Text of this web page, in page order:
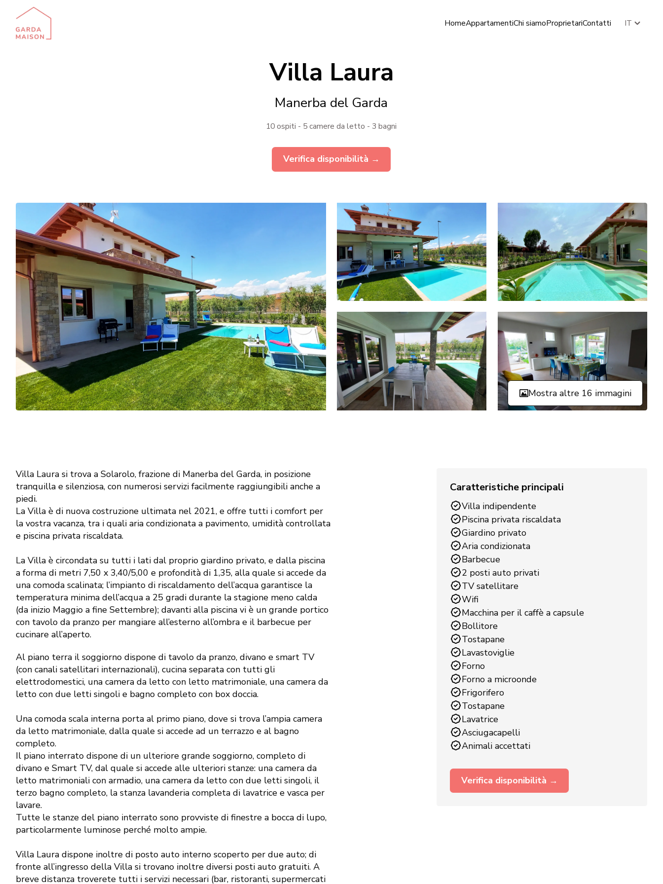
HomeAppartamentiChi siamoProprietariContatti IT
Villa Laura
Manerba del Garda
10 ospiti - 5 camere da letto - 3 bagni
Verifica disponibilità →
Mostra altre 16 immagini
Villa Laura si trova a Solarolo, frazione di Manerba del Garda, in posizione
tranquilla e silenziosa, con numerosi servizi facilmente raggiungibili anche a
piedi.
La Villa è di nuova costruzione ultimata nel 2021, e offre tutti i comfort per
la vostra vacanza, tra i quali aria condizionata a pavimento, umidità controllata
e piscina privata riscaldata.
La Villa è circondata su tutti i lati dal proprio giardino privato, e dalla piscina
a forma di metri 7,50 x 3,40/5,00 e profondità di 1,35, alla quale si accede da
una comoda scalinata; l’impianto di riscaldamento dell’acqua garantisce la
temperatura minima dell’acqua a 25 gradi durante la stagione meno calda
(da inizio Maggio a fine Settembre); davanti alla piscina vi è un grande portico
con tavolo da pranzo per mangiare all’esterno all’ombra e il barbecue per
cucinare all’aperto.
Al piano terra il soggiorno dispone di tavolo da pranzo, divano e smart TV
(con canali satellitari internazionali), cucina separata con tutti gli
elettrodomestici, una camera da letto con letto matrimoniale, una camera da
letto con due letti singoli e bagno completo con box doccia.
Una comoda scala interna porta al primo piano, dove si trova l’ampia camera
da letto matrimoniale, dalla quale si accede ad un terrazzo e al bagno
completo.
Il piano interrato dispone di un ulteriore grande soggiorno, completo di
divano e Smart TV, dal quale si accede alle ulteriori stanze: una camera da
letto matrimoniali con armadio, una camera da letto con due letti singoli, il
terzo bagno completo, la stanza lavanderia completa di lavatrice e vasca per
lavare.
Tutte le stanze del piano interrato sono provviste di finestre a bocca di lupo,
particolarmente luminose perché molto ampie.
Villa Laura dispone inoltre di posto auto interno scoperto per due auto; di
fronte all’ingresso della Villa si trovano inoltre diversi posti auto gratuiti. A
breve distanza troverete tutti i servizi necessari (bar, ristoranti, supermercati
Caratteristiche principali
Villa indipendente
Piscina privata riscaldata
Giardino privato
Aria condizionata
Barbecue
2 posti auto privati
TV satellitare
Wifi
Macchina per il caffè a capsule
Bollitore
Tostapane
Lavastoviglie
Forno
Forno a microonde
Frigorifero
Tostapane
Lavatrice
Asciugacapelli
Animali accettati
Verifica disponibilità →